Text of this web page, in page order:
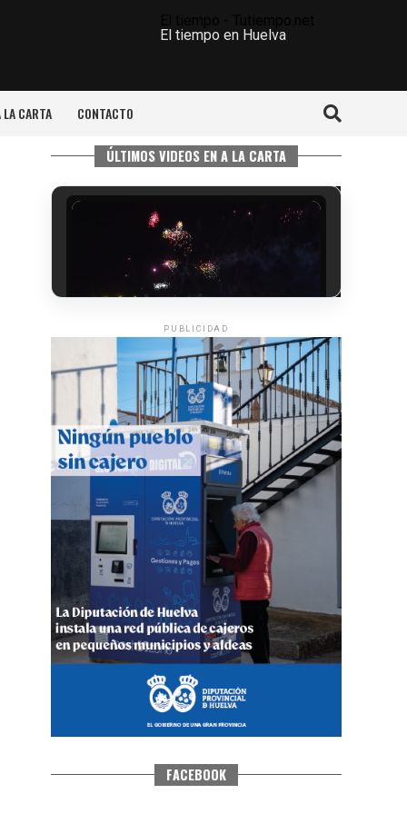
El tiempo en Huelva
LA CARTA CONTACTO
ÚLTIMOS VIDEOS EN A LA CARTA
6º DÍA DE LAS FIESTAS COLOMBINAS
2026
·Huelvatv
QUINTA CORRIDA DE LAS FIESTAS
COLOMBINAS 2026
hace 4 días· Huelvatv
PUBLICIDAD
FACEBOOK